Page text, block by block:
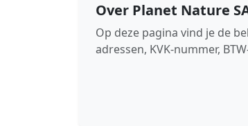
Over Planet Nature
Op deze pagina vind je de
adressen, KVK-nummer,